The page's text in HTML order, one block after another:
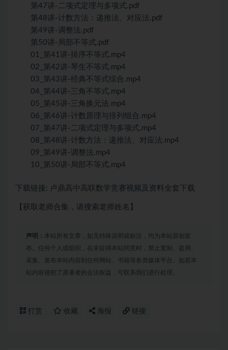
第47讲-二项式定理与多项式.pdf
第48讲-计数方法：递推法、对应法.pdf
第49讲-调整法.pdf
第50讲-局部不等式.pdf
01_第41讲-排序不等式.mp4
02_第42讲-琴生不等式.mp4
03_第43讲-经典不等式综合.mp4
04_第44讲-三角不等式.mp4
05_第45讲-三角换元法.mp4
06_第46讲-计数原理与排列组合.mp4
07_第47讲-二项式定理与多项式.mp4
08_第48讲-计数方法：递推法、对应法.mp4
09_第49讲-调整法.mp4
10_第50讲-局部不等式.mp4
下载链接: 卢鼎高中高联数学竞赛视频及资料全套下载
【获取老师合集，请搜索老师姓名】
声明： 本站所有文章，如无特殊说明或标注，均为本站原创发
布。任何个人或组织，在未征得本站同意时，禁止复制、盗用、
采集、发布本站内容到任何网站、书籍等各类媒体平台。如若本
站内容侵犯了原著者的合法权益，可联系我们进行处理。
打赏 收藏 海报 链接